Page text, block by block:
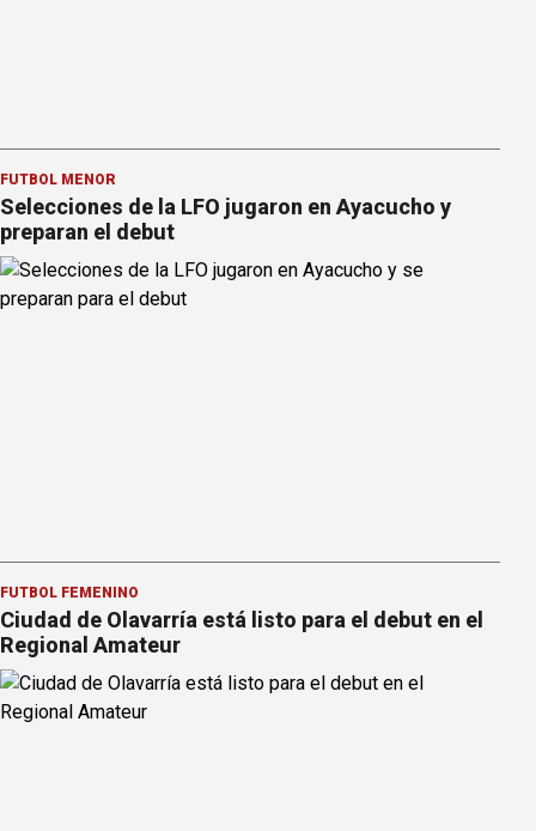
FÚTBOL MENOR
Selecciones de la LFO jugaron en Ayacucho y
preparan el debut
FÚTBOL FEMENINO
Ciudad de Olavarría está listo para el debut en el
Regional Amateur